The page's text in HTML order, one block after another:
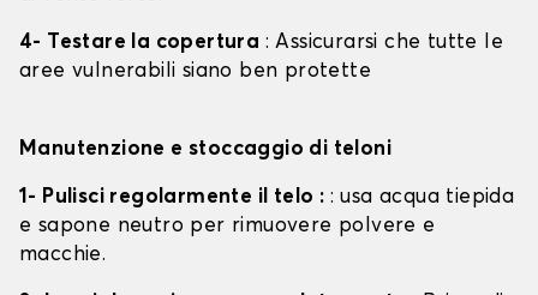
4- Testare la copertura : Assicurarsi che tutte le
aree vulnerabili siano ben protette
Manutenzione e stoccaggio di teloni
1- Pulisci regolarmente il telo : : usa acqua tiepida
e sapone neutro per rimuovere polvere e
macchie.